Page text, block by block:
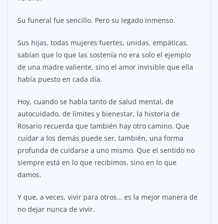
Su funeral fue sencillo. Pero su legado inmenso.
Sus hijas, todas mujeres fuertes, unidas, empáticas,
sabían que lo que las sostenía no era solo el ejemplo
de una madre valiente, sino el amor invisible que ella
había puesto en cada día.
Hoy, cuando se habla tanto de salud mental, de
autocuidado, de límites y bienestar, la historia de
Rosario recuerda que también hay otro camino. Que
cuidar a los demás puede ser, también, una forma
profunda de cuidarse a uno mismo. Que el sentido no
siempre está en lo que recibimos, sino en lo que
damos.
Y que, a veces, vivir para otros… es la mejor manera de
no dejar nunca de vivir.